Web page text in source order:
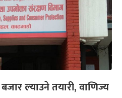
ल्याउने तयारी, वाणिज्य